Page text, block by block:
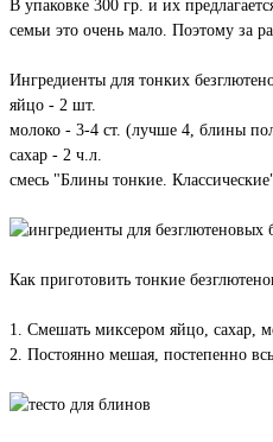
В упаковке 300 гр. и их
семьи это очень мало. Поэтому за
Ингредиенты для тонких
яйцо - 2 шт.
молоко - 3-4 ст. (лучше 4, блины
сахар - 2 ч.л.
смесь "Блины тонкие.
Как приготовить тонкие
1. Смешать миксером яйцо, сахар,
2. Постоянно мешая, постепенно